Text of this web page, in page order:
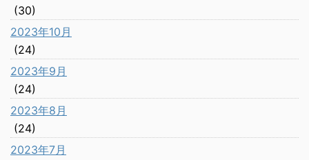
(30)
2023年10月
(24)
2023年9月
(24)
2023年8月
(24)
2023年7月